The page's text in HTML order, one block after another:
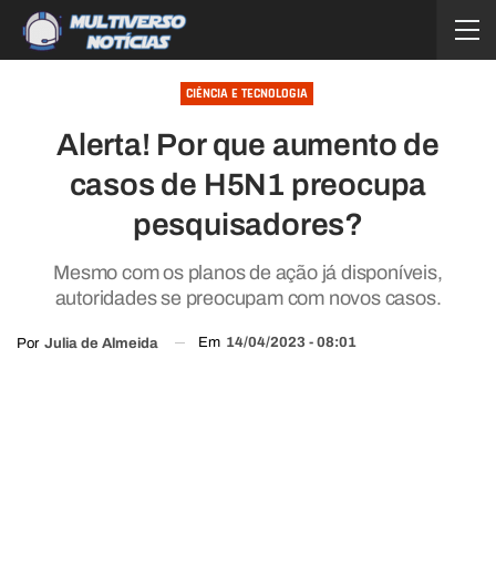
CIÊNCIA E TECNOLOGIA
Alerta! Por que aumento de
casos de H5N1 preocupa
pesquisadores?
Mesmo com os planos de ação já disponíveis,
autoridades se preocupam com novos casos.
Por Julia de Almeida Em 14/04/2023 - 08:01